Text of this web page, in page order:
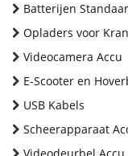
Batterijen
Opladers voor
Videocamera Accu
E-Scooter en
USB Kabels
Scheerapparaat